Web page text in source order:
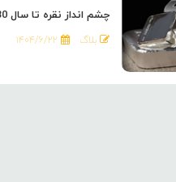
چشم انداز نقره تا سال 2030
بلاگ ۱۴۰۴/۶/۲۲